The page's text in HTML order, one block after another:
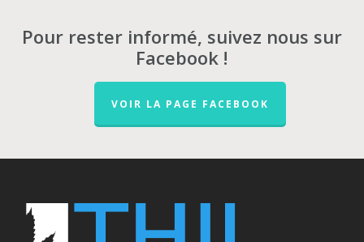
Pour rester informé, suivez nous sur
Facebook !
VOIR LA PAGE FACEBOOK